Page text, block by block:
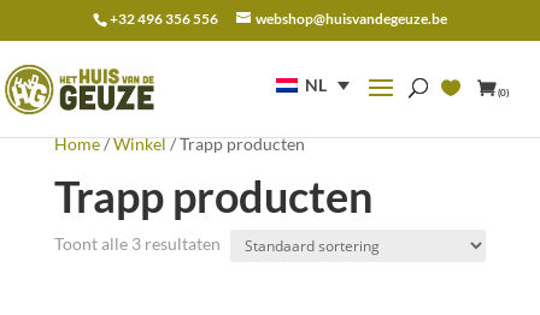
+32 496 356 556 webshop@huisvandegeuze.be
NL (0)
naar:
Home/Winkel/ Trapp producten
Trapp producten
Toont alle 3 resultaten